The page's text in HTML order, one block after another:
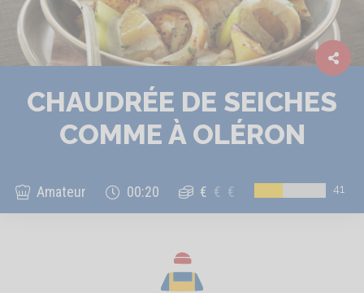
CHAUDRÉE DE SEICHES
COMME À OLÉRON
Amateur 00:20 € € € 41